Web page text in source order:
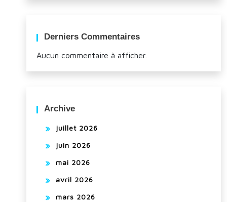
Derniers Commentaires
Aucun commentaire à afficher.
Archive
juillet 2026
juin 2026
mai 2026
avril 2026
mars 2026